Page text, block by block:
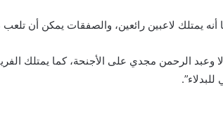
يمتلك لاعبين رائعين، والصفقات يمكن أن تلعب
وعبد الرحمن مجدي على الأجنحة، كما يمتلك